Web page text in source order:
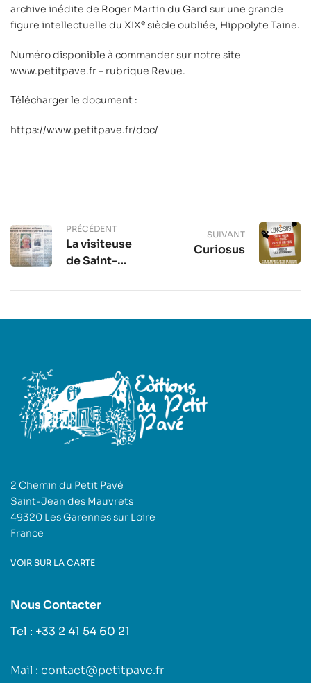
archive inédite de Roger Martin du Gard sur une grande
figure intellectuelle du XIXe siècle oubliée, Hippolyte Taine.
Numéro disponible à commander sur notre site
www.petitpave.fr– rubrique Revue.
Télécharger le document :
https://www.petitpave.fr/doc/
PRÉCÉDENT
La visiteuse
de Saint-
SUIVANT
Curiosus
2 Chemin du Petit Pavé
Saint-Jean des Mauvrets
49320 Les Garennes sur Loire
France
VOIR SUR LA CARTE
Nous Contacter
Tel : +33 2 41 54 60 21
Mail : contact@petitpave.fr